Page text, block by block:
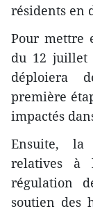
résidents en
Pour mettre
du 12 juillet
déploiera
première
impactés
Ensuite,
relatives à
régulation
soutien des